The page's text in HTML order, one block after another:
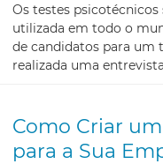
Os testes
utilizada em todo o
de candidatos para um
realizada uma
Como Criar
para a Sua